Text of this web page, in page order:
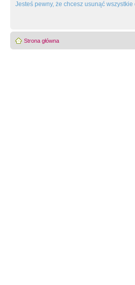
Jesteś pewny, że chcesz usunąć
Strona główna